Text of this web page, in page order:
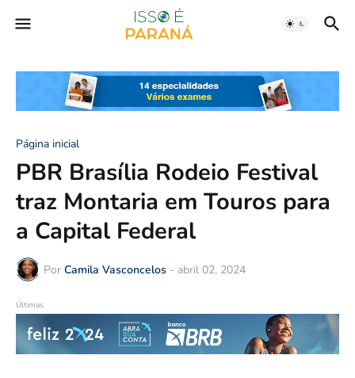
Página inicial
PBR Brasília Rodeio Festival
traz Montaria em Touros para
a Capital Federal
Por Camila Vasconcelos - abril 02, 2024
Últimas